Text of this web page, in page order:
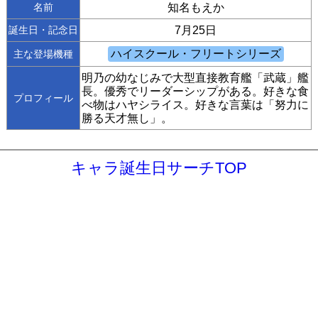
名前 知名もえか
誕生日・記念日 7月25日
主な登場機種
プロフィール
明乃の幼なじみで大型直接教育艦「武蔵」艦
長。優秀でリーダーシップがある。好きな食
べ物はハヤシライス。好きな言葉は「努力に
勝る天才無し」。
キャラ誕生日サーチTOP